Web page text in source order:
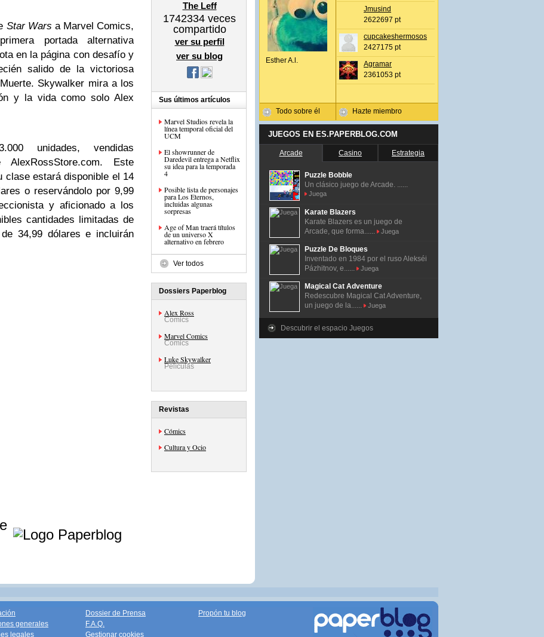
Star Wars a Marvel Comics,
portada alternativa
en la página con desafío y
salido de la victoriosa
Skywalker mira a los
y la vida como solo Alex
unidades, vendidas
Este
clase estará disponible el 14
o reservándolo por 9,99
y aficionado a los
cantidades limitadas de
34,99 dólares e incluirán
The Leff
1742334 veces
compartido
ver su perfil
ver su blog
Sus últimos artículos
Marvel Studios revela la
línea temporal oficial del
UCM
El showrunner de
Daredevil entrega a Netflix
su idea para la temporada
4
Posible lista de personajes
para Los Eternos,
incluidas algunas
sorpresas
Age of Man traerá títulos
de un universo X
alternativo en febrero
Ver todos
Dossiers Paperblog
Alex Ross
Comics
Marvel Comics
Comics
Luke Skywalker
Películas
Revistas
Cómics
Cultura y Ocio
Esther A.l.
Todo sobre él
Jmusind
2622697 pt
cupcakeshermosos
2427175 pt
Agramar
2361053 pt
Hazte miembro
JUEGOS EN ES.PAPERBLOG.COM
Arcade Casino Estrategia
Puzzle Bobble
Un clásico juego de Arcade. ......
Juega
Karate Blazers
Karate Blazers es un juego de
Arcade, que forma......
Juega
Puzzle De Bloques
Inventado en 1984 por el ruso Alekséi
Pázhitnov, e......
Juega
Magical Cat Adventure
Redescubre Magical Cat Adventure,
un juego de la......
Juega
Descubrir el espacio Juegos
generales
legales
Dossier de Prensa
F.A.Q.
Gestionar cookies
Propón tu blog